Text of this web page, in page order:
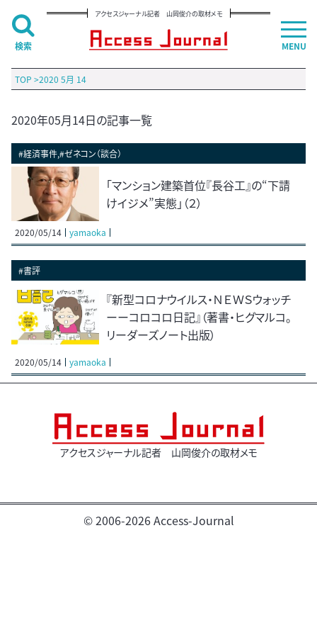
アクセスジャーナル記者 山岡俊介の取材メモ
TOP >2020 5月 14
2020年05月14日の記事一覧
#経済事件,#ゼネコン（談合）
「マンション建築首位『長谷工』の“下請
けイジメ”実態」（２）
2020/05/14 yamaoka
#書評
『新型コロナウイルス・ＮＥＷＳウォッチ
ーーコロコロ日記』（著書・ヒグマルコ。
リーダーズノート出版）
2020/05/14 yamaoka
アクセスジャーナル記者 山岡俊介の取材メモ
© 2006-2026 Access-Journal
MENU
検索